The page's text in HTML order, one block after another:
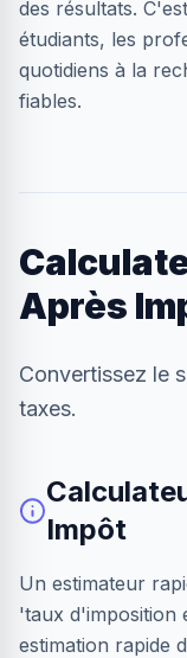
des résultats.
étudiants, les
quotidiens à la
fiables.
Après
Convertissez le
taxes.
Impôt
Un estimateur
'taux d'imposition
estimation rapide